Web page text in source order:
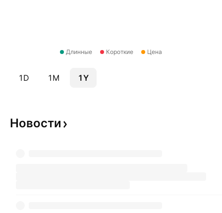
Длинные Короткие Цена
1D 1M 1Y
Новости